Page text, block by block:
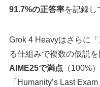
91.7%の正答率を記録し
Grok 4 Heavyはさらに
る仕組みで複数の仮説
AIME25で満点 （100%
「Humanity’s Last